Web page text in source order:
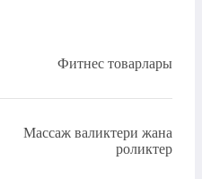
Фитнес товарлары
Массаж валиктери жана
роликтер